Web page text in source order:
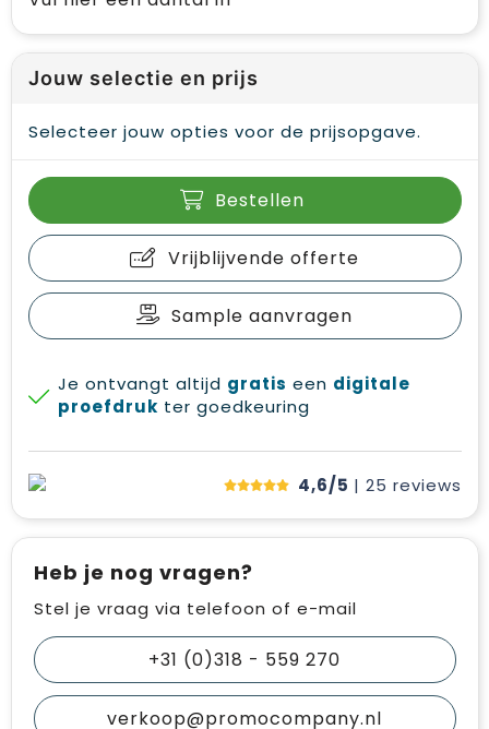
Jouw selectie en prijs
Selecteer jouw opties voor de prijsopgave.
Bestellen
Vrijblijvende offerte
Sample aanvragen
Je ontvangt altijd gratis een digitale
proefdruk ter goedkeuring
4,6/5 | 25 reviews
Heb je nog vragen?
Stel je vraag via telefoon of e-mail
+31 (0)318 - 559 270
verkoop@promocompany.nl